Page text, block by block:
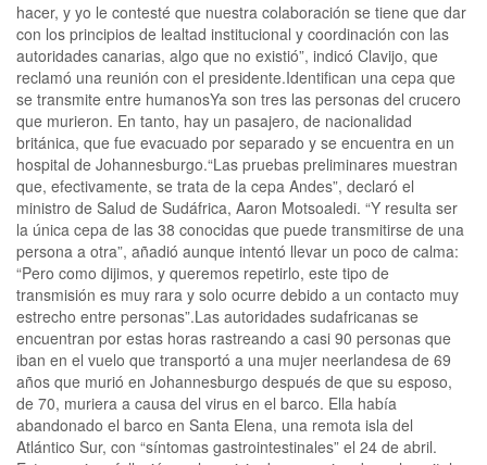
hacer, y yo le contesté que nuestra colaboración se tiene que dar
con los principios de lealtad institucional y coordinación con las
autoridades canarias, algo que no existió”, indicó Clavijo, que
reclamó una reunión con el presidente.Identifican una cepa que
se transmite entre humanosYa son tres las personas del crucero
que murieron. En tanto, hay un pasajero, de nacionalidad
británica, que fue evacuado por separado y se encuentra en un
hospital de Johannesburgo.“Las pruebas preliminares muestran
que, efectivamente, se trata de la cepa Andes”, declaró el
ministro de Salud de Sudáfrica, Aaron Motsoaledi. “Y resulta ser
la única cepa de las 38 conocidas que puede transmitirse de una
persona a otra”, añadió aunque intentó llevar un poco de calma:
“Pero como dijimos, y queremos repetirlo, este tipo de
transmisión es muy rara y solo ocurre debido a un contacto muy
estrecho entre personas”.Las autoridades sudafricanas se
encuentran por estas horas rastreando a casi 90 personas que
iban en el vuelo que transportó a una mujer neerlandesa de 69
años que murió en Johannesburgo después de que su esposo,
de 70, muriera a causa del virus en el barco. Ella había
abandonado el barco en Santa Elena, una remota isla del
Atlántico Sur, con “síntomas gastrointestinales” el 24 de abril.